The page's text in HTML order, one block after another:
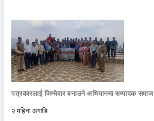
पत्रकारलाई जिम्मेवार बनाउने अभियानमा सम्पादक समाज
२ महिना अगाडि